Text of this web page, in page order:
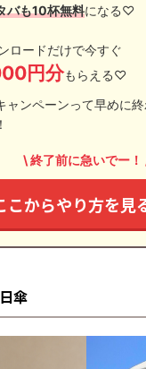
バも10杯無料になる♡
ロードだけで今すぐ
円分もらえる♡
ャンペーンって早めに
\ 終了前に急いでー！
こからやり方を見
傘